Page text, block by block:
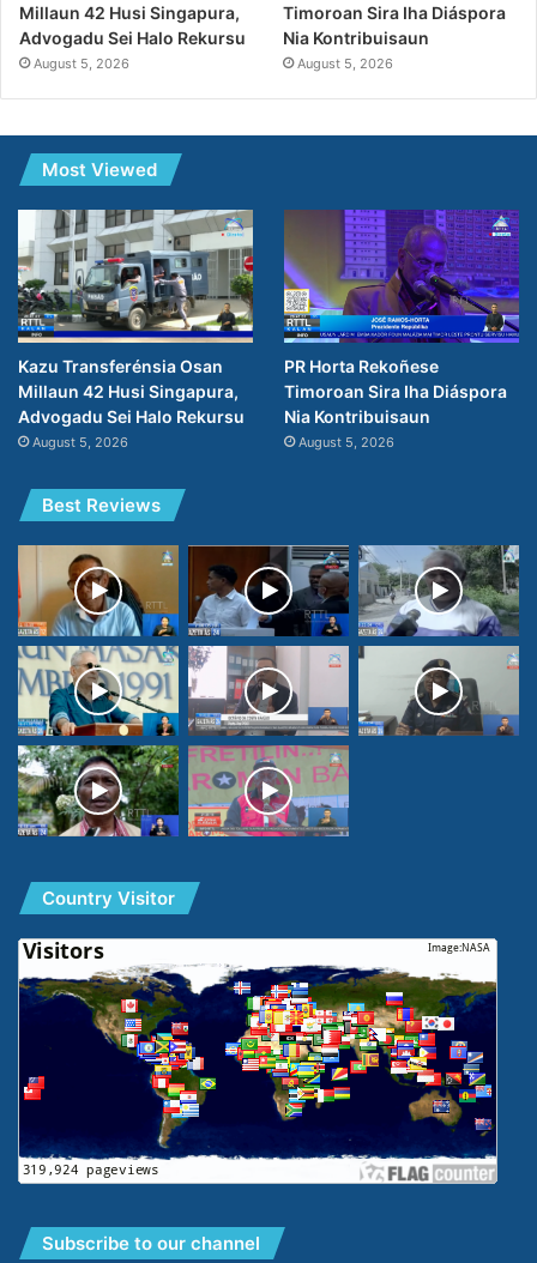
Millaun 42 Husi Singapura,
Advogadu Sei Halo Rekursu
August 5, 2026
Timoroan Sira Iha Diáspora
Nia Kontribuisaun
August 5, 2026
Most Viewed
Kazu Transferénsia Osan
Millaun 42 Husi Singapura,
Advogadu Sei Halo Rekursu
August 5, 2026
PR Horta Rekoñese
Timoroan Sira Iha Diáspora
Nia Kontribuisaun
August 5, 2026
Best Reviews
Country Visitor
Subscribe to our channel